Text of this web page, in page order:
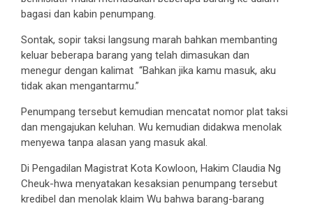
bagasi dan kabin penumpang.
Sontak, sopir taksi langsung marah bahkan membanting
keluar beberapa barang yang telah dimasukan dan
menegur dengan kalimat “Bahkan jika kamu masuk, aku
tidak akan mengantarmu.”
Penumpang tersebut kemudian mencatat nomor plat taksi
dan mengajukan keluhan. Wu kemudian didakwa menolak
menyewa tanpa alasan yang masuk akal.
Di Pengadilan Magistrat Kota Kowloon, Hakim Claudia Ng
Cheuk-hwa menyatakan kesaksian penumpang tersebut
kredibel dan menolak klaim Wu bahwa barang-barang